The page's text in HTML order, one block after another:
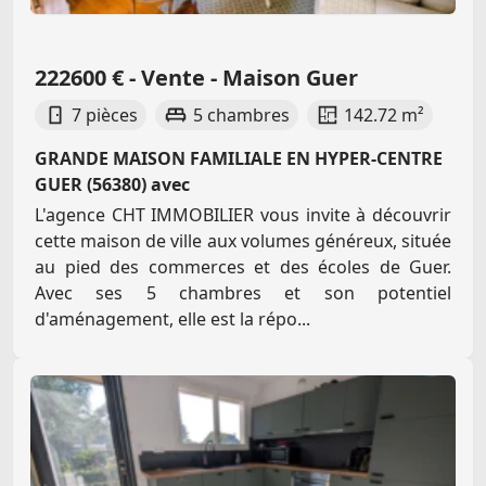
222600 € - Vente - Maison Guer
7 pièces 5 chambres
142.72 m²
GRANDE MAISON FAMILIALE EN HYPER-CENTRE
GUER (56380) avec
L'agence CHT IMMOBILIER vous invite à découvrir
cette maison de ville aux volumes généreux, située
au pied des commerces et des écoles de Guer.
Avec ses 5 chambres et son potentiel
d'aménagement, elle est la répo...